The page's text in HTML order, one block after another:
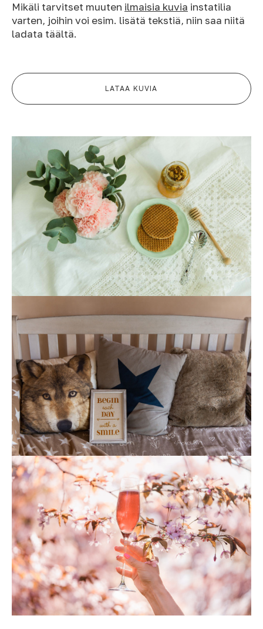
Mikäli tarvitset muuten ilmaisia kuvia instatilia
varten, joihin voi esim. lisätä tekstiä, niin saa niitä
ladata täältä.
LATAA KUVIA